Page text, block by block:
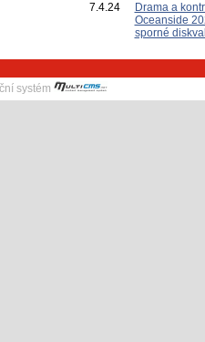
7.4.24
Drama a
Oceanside
sporné
systém